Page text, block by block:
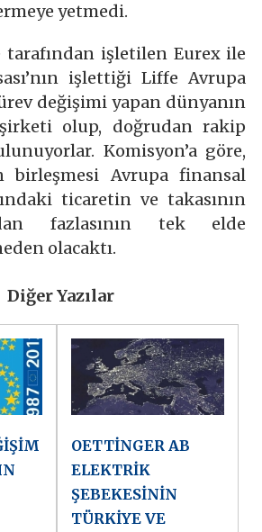
yetmedi.
tarafından işletilen Eurex ile
işlettiği Liffe Avrupa
değişimi yapan dünyanın
olup, doğrudan rakip
Komisyon’a göre,
Avrupa finansal
ticaretin ve takasının
fazlasının tek elde
olacaktı.
Diğer Yazılar
OETTİNGER AB
ELEKTRİK
ŞEBEKESİNİN
TÜRKİYE VE